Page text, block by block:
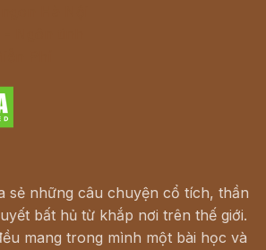
sẻ những câu chuyện cổ tích, thần
bất hủ từ khắp nơi trên thế giới.
mang trong mình một bài học và